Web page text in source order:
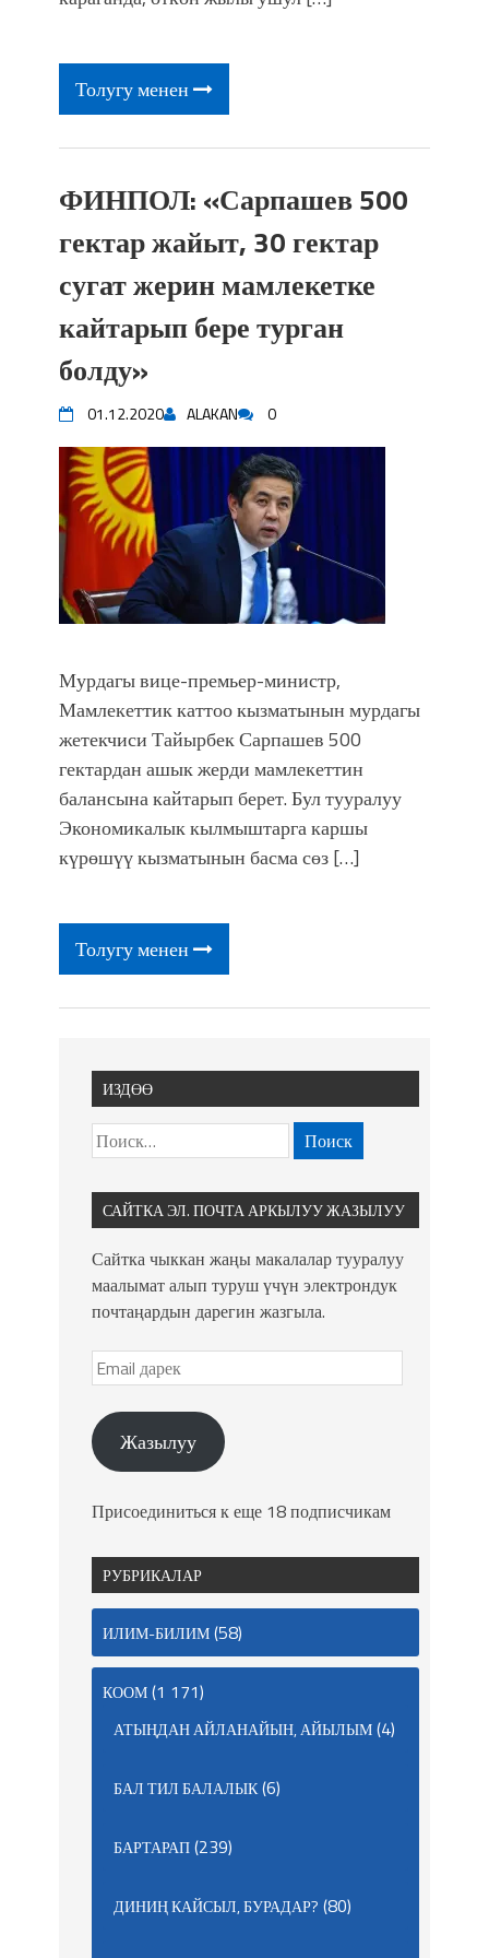
Толугу менен
ФИНПОЛ: «Сарпашев 500
гектар жайыт, 30 гектар
сугат жерин мамлекетке
кайтарып бере турган
болду»
01.12.2020 ALAKAN 0
Мурдагы вице-премьер-министр,
Мамлекеттик каттоо кызматынын мурдагы
жетекчиси Тайырбек Сарпашев 500
гектардан ашык жерди мамлекеттин
балансына кайтарып берет. Бул тууралуу
Экономикалык кылмыштарга каршы
күрөшүү кызматынын басма сөз […]
Толугу менен
ИЗДӨӨ
САЙТКА ЭЛ. ПОЧТА АРКЫЛУУ ЖАЗЫЛУУ
Сайтка чыккан жаңы макалалар тууралуу
маалымат алып туруш үчүн электрондук
почтаңардын дарегин жазгыла.
Жазылуу
Присоединиться к еще 18 подписчикам
РУБРИКАЛАР
ИЛИМ-БИЛИМ(58)
КООМ(1 171)
АТЫҢДАН АЙЛАНАЙЫН, АЙЫЛЫМ(4)
БАЛ ТИЛ БАЛАЛЫК(6)
БАРТАРАП(239)
ДИНИҢ КАЙСЫЛ, БУРАДАР? (80)